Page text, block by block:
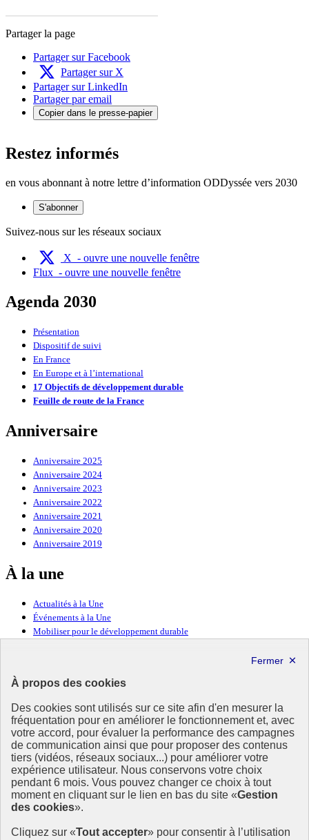
À propos des cookies
Des cookies sont utilisés sur ce site afin d'en mesurer la
fréquentation pour en améliorer le fonctionnement et, avec
votre accord, pour évaluer la performance des campagnes
de communication ainsi que pour proposer des contenus
tiers (vidéos, réseaux sociaux...) pour améliorer votre
expérience utilisateur. Nous conservons votre choix
pendant 6 mois. Vous pouvez changer ce choix à tout
moment en cliquant sur le lien en bas du site «Gestion
des cookies».
Cliquez sur «Tout accepter» pour consentir à l’utilisation
Partager la page
Partager sur Facebook
Partager sur X
Partager sur LinkedIn
Partager par email
Copier dans le presse-papier
Restez informés
en vous abonnant à notre lettre d’information ODDyssée vers 2030
S'abonner
Suivez-nous sur les réseaux sociaux
X - ouvre une nouvelle fenêtre
Flux - ouvre une nouvelle fenêtre
Agenda 2030
Présentation
Dispositif de suivi
En France
En Europe et à l’international
17 Objectifs de développement durable
Feuille de route de la France
Anniversaire
Anniversaire 2025
Anniversaire 2024
Anniversaire 2023
Anniversaire 2022
Anniversaire 2021
Anniversaire 2020
Anniversaire 2019
À la une
Actualités à la Une
Événements à la Une
Mobiliser pour le développement durable
Ressources
Ressources
La Méth’ODD
Gouvernement
Ce site propose l’information de référence concernant l’Agenda
2030 et la feuille de route de la France. Il valorise la mobilisation de
tous les acteurs.
info.gouv.fr- ouvre une nouvelle fenêtre